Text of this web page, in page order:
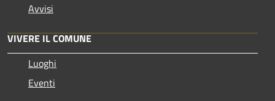
Avvisi
VIVERE IL COMUNE
Luoghi
Eventi